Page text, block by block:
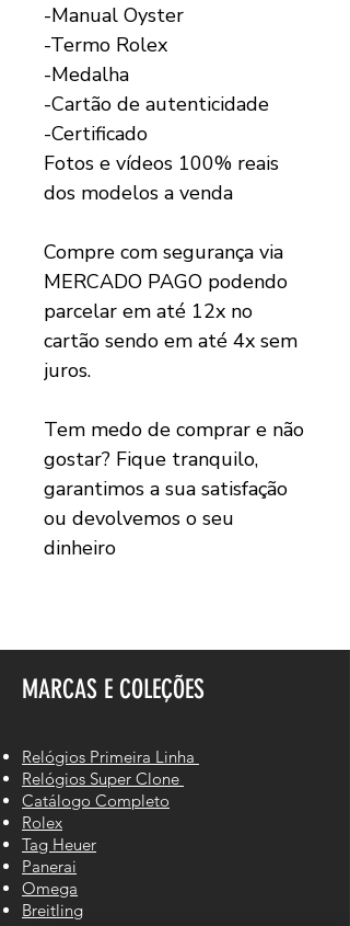
-Manual Oyster
-Termo Rolex
-Medalha
-Cartão de autenticidade
-Certificado
Fotos e vídeos 100% reais
dos modelos a venda
Compre com segurança via
MERCADO PAGO podendo
parcelar em até 12x no
cartão sendo em até 4x sem
juros.
Tem medo de comprar e não
gostar? Fique tranquilo,
garantimos a sua satisfação
ou devolvemos o seu
dinheiro
MARCAS E COLEÇÕES
Relógios Primeira Linha
Relógios Super Clone
Catálogo Completo
Rolex
Tag Heuer
Panerai
Omega
Breitling